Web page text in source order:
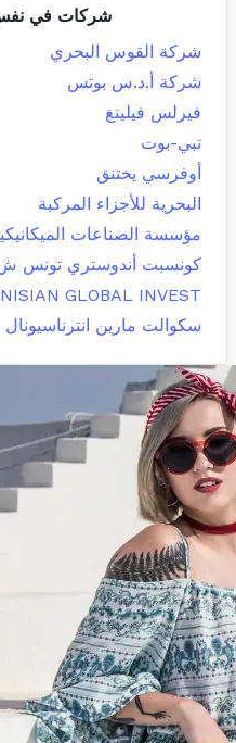
شركات في
شركة القوس البحري
شركة أ.د.س بوتس
فيرلس فيلينغ
تبي-بوت
أوفرسي يختنق
البحرية للأجزاء المركبة
مؤسسة الصناعات
كونسبت أندوستري تونس
GLOBAL INVEST
سكوالت مارين انترناسيونال